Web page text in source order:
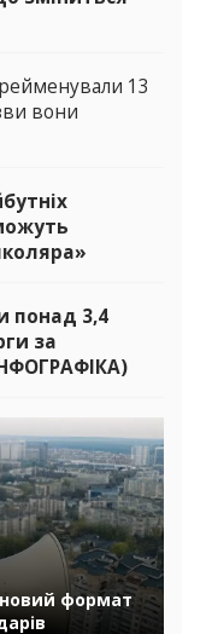
13
вони
понад 3,4
за
формат